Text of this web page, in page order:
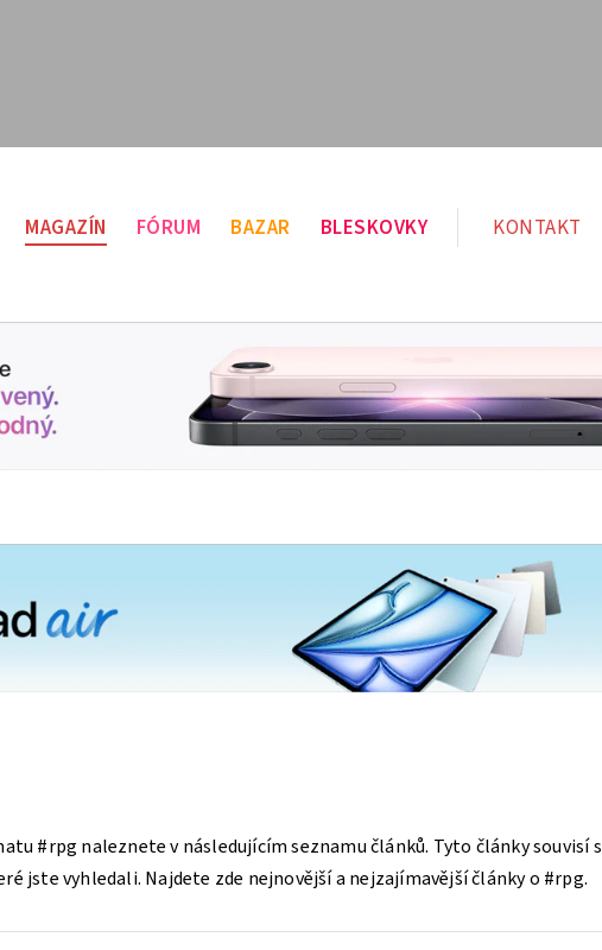
MAGAZÍN FÓRUM BAZAR BLESKOVKY KONTAKT
#rpg naleznete v následujícím seznamu článků. Tyto články souvisí s
jste vyhledali. Najdete zde nejnovější a nejzajímavější články o #rpg.